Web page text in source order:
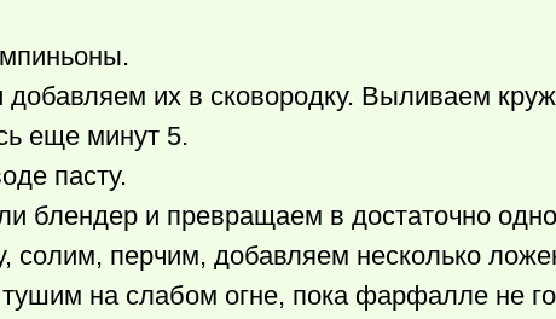
их в сковородку. Выливаем
еще минут 5.
пасту.
блендер и превращаем в достаточно
солим, перчим, добавляем несколько
на слабом огне, пока фарфалле не